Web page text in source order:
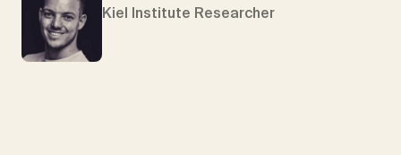
Kiel Institute Researcher